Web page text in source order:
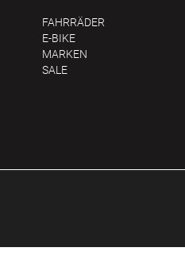
FAHRRÄDER
E-BIKE
MARKEN
SALE